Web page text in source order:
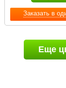
Заказать в
Еще